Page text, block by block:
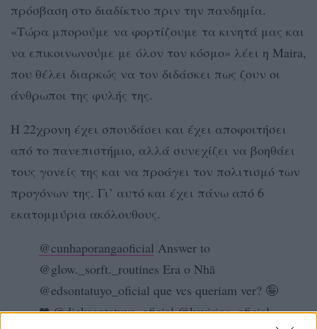
πρόσβαση στο διαδίκτυο πριν την πανδημία.
«Τώρα μπορούμε να φορτίζουμε τα κινητά μας και
να επικοινωνούμε με όλον τον κόσμο» λέει η Maira,
που θέλει διαρκώς να τον διδάσκει πως ζουν οι
άνθρωποι της φυλής της.
Η 22χρονη έχει σπουδάσει και έχει αποφοιτήσει
από το πανεπιστήμιο, αλλά συνεχίζει να βοηθάει
τους γονείς της και να προάγει τον πολιτισμό των
προγόνων της. Γι’ αυτό και έχει πάνω από 6
εκατομμύρια ακόλουθους.
@cunhaporangaoficial Answer to
@glow._sorft._routines Era o Nhã
@edsontatuyo_oficial que vcs queriam ver? 🤪
❤ @dicksontatuyo_oficial @kaviripo_oficial